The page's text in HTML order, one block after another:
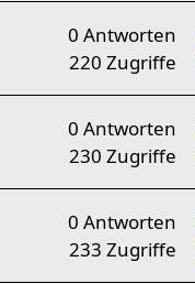
0Antworten
220Zugriffe
0Antworten
230Zugriffe
0Antworten
233Zugriffe